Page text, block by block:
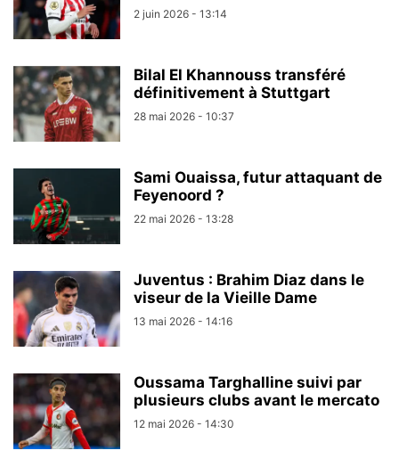
2 juin 2026 - 13:14
Bilal El Khannouss transféré
définitivement à Stuttgart
28 mai 2026 - 10:37
Sami Ouaissa, futur attaquant de
Feyenoord ?
22 mai 2026 - 13:28
Juventus : Brahim Diaz dans le
viseur de la Vieille Dame
13 mai 2026 - 14:16
Oussama Targhalline suivi par
plusieurs clubs avant le mercato
12 mai 2026 - 14:30